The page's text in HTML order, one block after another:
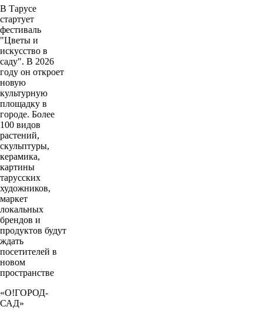
В Тарусе
стартует
фестиваль
"Цветы и
искусство в
саду". В 2026
году он откроет
новую
культурную
площадку в
городе. Более
100 видов
растений,
скульптуры,
керамика,
картины
тарусских
художников,
маркет
локальных
брендов и
продуктов будут
ждать
посетителей в
новом
пространстве
«О!ГОРОД-
САД»